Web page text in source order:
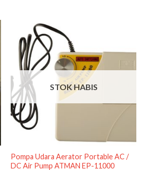
STOK HABIS
Pompa Udara Aerator Portable AC /
DC Air Pump ATMAN EP-11000